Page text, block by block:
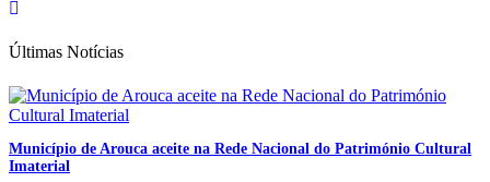
Últimas Notícias
Município de Arouca aceite na Rede Nacional do Património Cultural
Imaterial